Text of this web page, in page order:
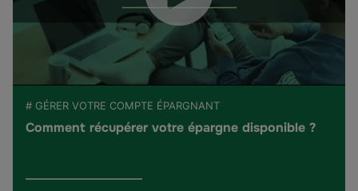
# GÉRER VOTRE COMPTE ÉPARGNANT
Comment récupérer votre épargne disponible ?